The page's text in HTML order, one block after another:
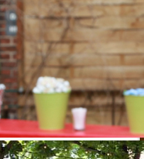
Gunsten
des
Turm Biergarten
verkaufen